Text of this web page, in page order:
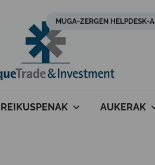
MUGA-ZERGEN HELPDESK-A
AUKERAK